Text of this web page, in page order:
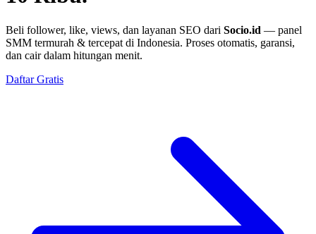
Beli follower, like, views, dan layanan SEO dari Socio.id — panel
SMM termurah & tercepat di Indonesia. Proses otomatis, garansi,
dan cair dalam hitungan menit.
Daftar Gratis